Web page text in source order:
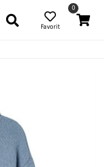
Favorit
0